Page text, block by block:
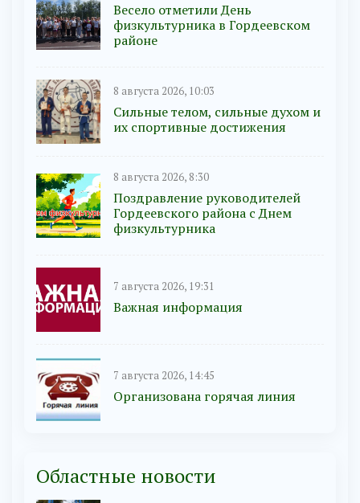
Весело отметили День
физкультурника в Гордеевском
районе
8 августа 2026, 10:03
Сильные телом, сильные духом и
их спортивные достижения
8 августа 2026, 8:30
Поздравление руководителей
Гордеевского района с Днем
физкультурника
7 августа 2026, 19:31
Важная информация
7 августа 2026, 14:45
Организована горячая линия
Областные новости